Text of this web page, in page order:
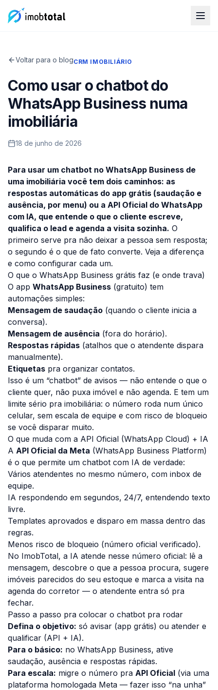
Voltar para o blogCRM IMOBILIÁRIO
Como usar o chatbot do
WhatsApp Business numa
imobiliária
18 de junho de 2026
Para usar um chatbot no WhatsApp Business de
uma imobiliária você tem dois caminhos: as
respostas automáticas do app grátis (saudação e
ausência, por menu) ou a API Oficial do WhatsApp
com IA, que entende o que o cliente escreve,
qualifica o lead e agenda a visita sozinha. O
primeiro serve pra não deixar a pessoa sem resposta;
o segundo é o que de fato converte. Veja a diferença
e como configurar cada um.
O que o WhatsApp Business grátis faz (e onde trava)
O app WhatsApp Business (gratuito) tem
automações simples:
Mensagem de saudação (quando o cliente inicia a
conversa).
Mensagem de ausência (fora do horário).
Respostas rápidas (atalhos que o atendente dispara
manualmente).
Etiquetas pra organizar contatos.
Isso é um “chatbot” de avisos — não entende o que o
cliente quer, não puxa imóvel e não agenda. E tem um
limite sério pra imobiliária: o número roda num único
celular, sem escala de equipe e com risco de bloqueio
se você disparar muito.
O que muda com a API Oficial (WhatsApp Cloud) + IA
A API Oficial da Meta (WhatsApp Business Platform)
é o que permite um chatbot com IA de verdade:
Vários atendentes no mesmo número, com inbox de
equipe.
IA respondendo em segundos, 24/7, entendendo texto
livre.
Templates aprovados e disparo em massa dentro das
regras.
Menos risco de bloqueio (número oficial verificado).
No ImobTotal, a IA atende nesse número oficial: lê a
mensagem, descobre o que a pessoa procura, sugere
imóveis parecidos do seu estoque e marca a visita na
agenda do corretor — o atendente entra só pra
fechar.
Passo a passo pra colocar o chatbot pra rodar
Defina o objetivo: só avisar (app grátis) ou atender e
qualificar (API + IA).
Para o básico: no WhatsApp Business, ative
saudação, ausência e respostas rápidas.
Para escala: migre o número pra API Oficial (via uma
plataforma homologada Meta — fazer isso “na unha”